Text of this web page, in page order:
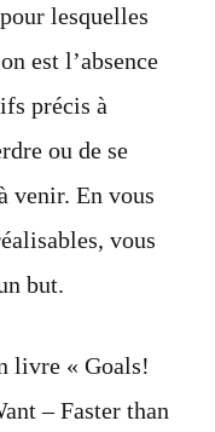
lesquelles
est l’absence
précis à
ou de se
venir. En vous
vous
but.
livre « Goals!
– Faster than